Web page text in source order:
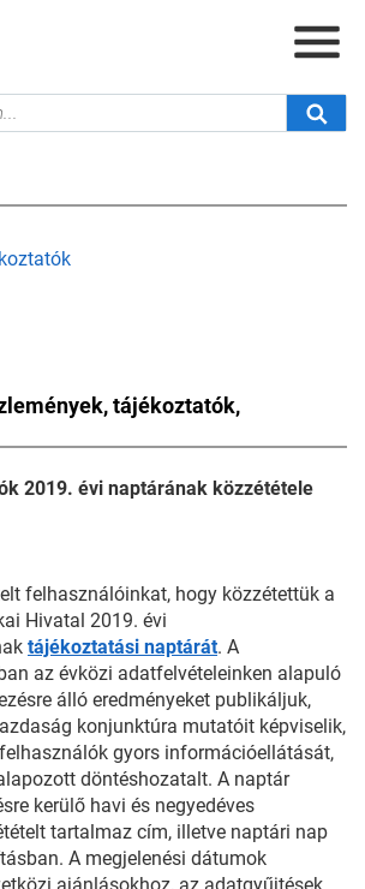
tájékoztatók,
2019. évi naptárának közzététele
felhasználóinkat, hogy közzétettük a
Hivatal 2019. évi
tájékoztatási naptárát. A
az évközi adatfelvételeinken alapuló
álló eredményeket publikáljuk,
konjunktúra mutatóit képviselik,
gyors információellátását,
döntéshozatalt. A naptár
kerülő havi és negyedéves
tartalmaz cím, illetve naptári nap
A megjelenési dátumok